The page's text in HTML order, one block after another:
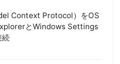
Context Protocol）をOS
とWindows Settings
続